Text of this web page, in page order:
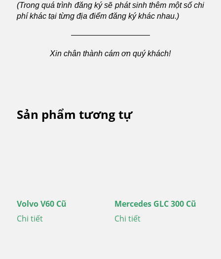
(Trong quá trình đăng ký sẽ phát sinh thêm một số chi
phí khác tại từng địa điểm đăng ký khác nhau.)
——————————
Xin chân thành cám ơn quý khách!
Sản phẩm tương tự
Volvo V60 Cũ
Chi tiết
Mercedes GLC 300 Cũ
Chi tiết